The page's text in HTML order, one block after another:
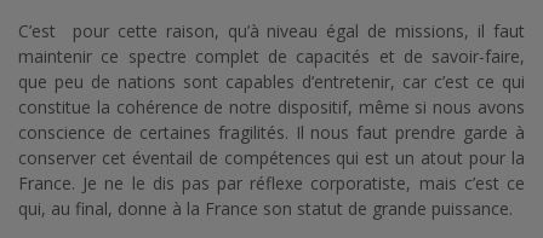
C’est pour cette raison, qu’à niveau égal de missions, il faut
maintenir ce spectre complet de capacités et de savoir-faire,
que peu de nations sont capables d’entretenir, car c’est ce qui
constitue la cohérence de notre dispositif, même si nous avons
conscience de certaines fragilités. Il nous faut prendre garde à
conserver cet éventail de compétences qui est un atout pour la
France. Je ne le dis pas par réflexe corporatiste, mais c’est ce
qui, au final, donne à la France son statut de grande puissance.